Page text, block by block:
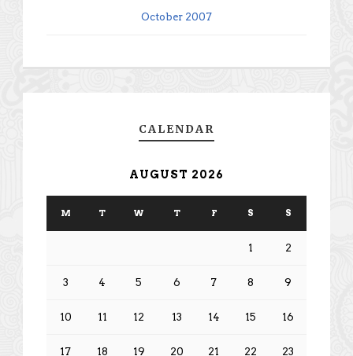
October 2007
CALENDAR
AUGUST 2026
M T W T F S S
1 2
3 4 5 6 7 8 9
10 11 12 13 14 15 16
17 18 19 20 21 22 23